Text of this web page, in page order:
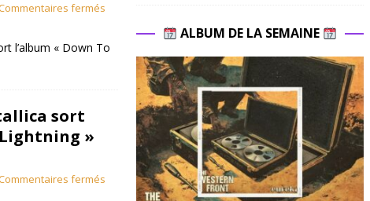
fermés
l’album « Down To
sort
Lightning »
fermés
ALBUM DE LA SEMAINE